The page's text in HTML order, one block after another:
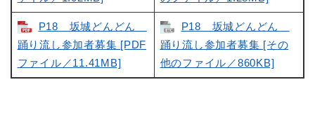
P18 坂城どんどん
踊り流し参加者募集 [PDF
ファイル／11.41MB]
P18 坂城どんどん
踊り流し参加者募集 [その
他のファイル／860KB]